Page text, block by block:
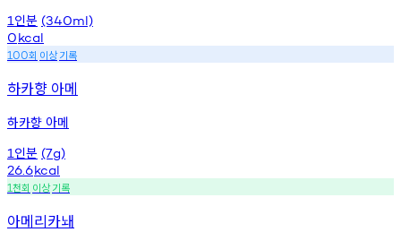
1 인분 (340ml)
0kcal
100회 이상기록
하카향 아메
하카향 아메
1 인분 (7g)
26.6kcal
1천회 이상기록
아메리카놰